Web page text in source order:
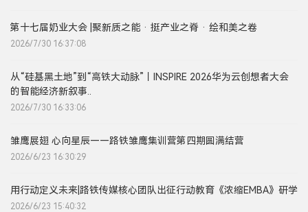
第十七届奶业大会 |聚新质之能 · 挺产业之脊 · 绘和美之卷
2026/7/30 16:37:08
从“硅基黑土地”到“高铁大动脉”丨INSPIRE 2026华为云创想者大会
的智能经济新叙事..
2026/7/30 16:33:06
雏鹰展翅 心向星辰——路铁雏鹰集训营第四期圆满结营
2026/6/23 16:30:29
用行动定义未来|路铁传媒核心团队出征行动教育《浓缩EMBA》研学
2026/6/23 15:40:32